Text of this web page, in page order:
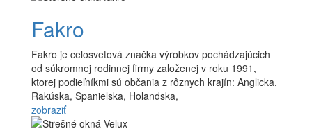
Fakro
Fakro je celosvetová značka výrobkov pochádzajúcich
od súkromnej rodinnej firmy založenej v roku 1991,
ktorej podieľníkmi sú občania z rôznych krajín: Anglicka,
Rakúska, Španielska, Holandska,
zobraziť